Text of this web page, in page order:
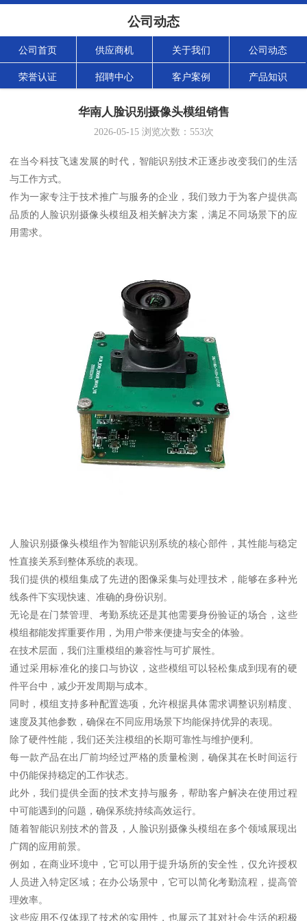
公司动态
公司首页 供应商机 关于我们 公司动态
荣誉认证 招聘中心 客户案例 产品知识
华南人脸识别摄像头模组销售
2026-05-15浏览次数： 553次
在当今科技飞速发展的时代，智能识别技术正逐步改变我们的生活
与工作方式。
作为一家专注于技术推广与服务的企业，我们致力于为客户提供高
品质的人脸识别摄像头模组及相关解决方案，满足不同场景下的应
用需求。
人脸识别摄像头模组作为智能识别系统的核心部件，其性能与稳定
性直接关系到整体系统的表现。
我们提供的模组集成了先进的图像采集与处理技术，能够在多种光
线条件下实现快速、准确的身份识别。
无论是在门禁管理、考勤系统还是其他需要身份验证的场合，这些
模组都能发挥重要作用，为用户带来便捷与安全的体验。
在技术层面，我们注重模组的兼容性与可扩展性。
通过采用标准化的接口与协议，这些模组可以轻松集成到现有的硬
件平台中，减少开发周期与成本。
同时，模组支持多种配置选项，允许根据具体需求调整识别精度、
速度及其他参数，确保在不同应用场景下均能保持优异的表现。
除了硬件性能，我们还关注模组的长期可靠性与维护便利。
每一款产品在出厂前均经过严格的质量检测，确保其在长时间运行
中仍能保持稳定的工作状态。
此外，我们提供全面的技术支持与服务，帮助客户解决在使用过程
中可能遇到的问题，确保系统持续高效运行。
随着智能识别技术的普及，人脸识别摄像头模组在多个领域展现出
广阔的应用前景。
例如，在商业环境中，它可以用于提升场所的安全性，仅允许授权
人员进入特定区域；在办公场景中，它可以简化考勤流程，提高管
理效率。
这些应用不仅体现了技术的实用性，也展示了其对社会生活的积极